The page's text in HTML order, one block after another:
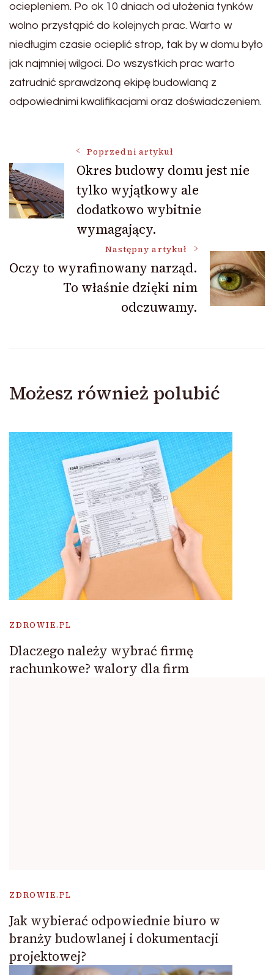
ociepleniem. Po ok 10 dniach od ułożenia tynków
wolno przystąpić do kolejnych prac. Warto w
niedługim czasie ocieplić strop, tak by w domu było
jak najmniej wilgoci. Do wszystkich prac warto
zatrudnić sprawdzoną ekipę budowlaną z
odpowiednimi kwalifikacjami oraz doświadczeniem.
Nawigacja
wpisu
Poprzedni artykuł
Okres budowy domu jest nie
tylko wyjątkowy ale
dodatkowo wybitnie
wymagający.
Następny artykuł
Oczy to wyrafinowany narząd.
To właśnie dzięki nim
odczuwamy.
Możesz również polubić
ZDROWIE.PL
Dlaczego należy wybrać firmę
rachunkowe? walory dla firm
ZDROWIE.PL
Jak wybierać odpowiednie biuro w
branży budowlanej i dokumentacji
projektowej?